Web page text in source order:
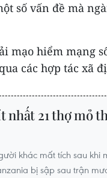
số vấn đề mà
mạo hiểm mạng
các hợp tác xã
nhất 21 thợ mỏ
khác mất tích sau khi
bị sập sau trận